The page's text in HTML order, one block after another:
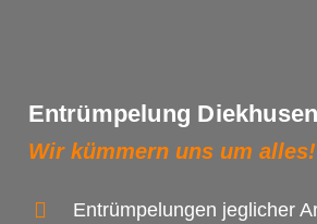
Entrümpelung
Wir kümmern uns um alles!
Entrümpelungen jeglicher